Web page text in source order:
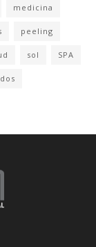
medicina
peeling
sol SPA